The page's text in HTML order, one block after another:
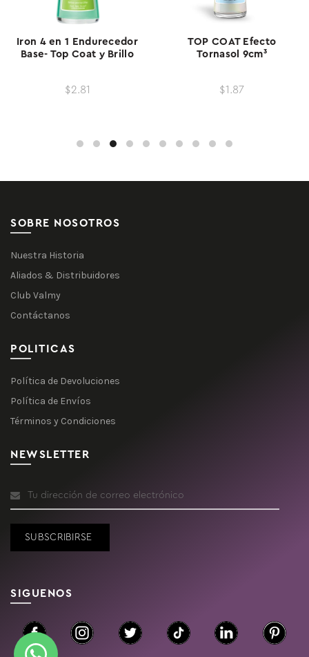
Iron 4 en 1 Endurecedor
Base- Top Coat y Brillo
$2.81
TOP COAT Efecto
Tornasol 9cm³
$1.87
SOBRE NOSOTROS
Nuestra Historia
Aliados & Distribuidores
Club Valmy
Contáctanos
POLITICAS
Política de Devoluciones
Política de Envíos
Términos y Condiciones
NEWSLETTER
SIGUENOS